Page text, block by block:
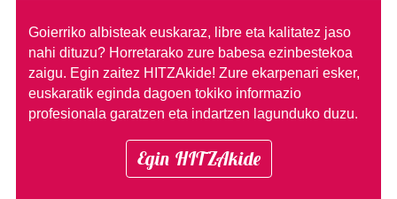
Goierriko albisteak euskaraz, libre eta kalitatez jaso
nahi dituzu? Horretarako zure babesa ezinbestekoa
zaigu. Egin zaitez HITZAkide! Zure ekarpenari esker,
euskaratik eginda dagoen tokiko informazio
profesionala garatzen eta indartzen lagunduko duzu.
Egin HITZAkide